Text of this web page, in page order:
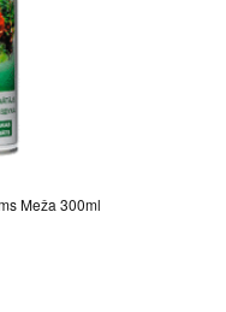
Meža 300ml